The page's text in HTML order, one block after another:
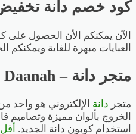
كود خصم دانة تخفيض
الآن يمكنكم الأن الحصول على
العبايات مبهرة للغاية
متجر دانة – Daanah
متجر دانة الإلكتروني هو واحد
الخروج بألوان مميزة وتصاميم
استخدام كوبون دانة الجديد. أقل